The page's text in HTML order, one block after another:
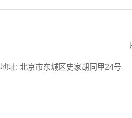
地址: 北京市东城区史家胡同甲24